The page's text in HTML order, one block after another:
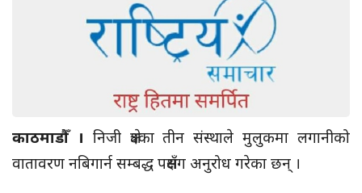
काठमाडौँ । निजी क्षेत्रका तीन संस्थाले मुलुकमा लगानीको
वातावरण नबिगार्न सम्बद्ध पक्षसँग अनुरोध गरेका छन् ।